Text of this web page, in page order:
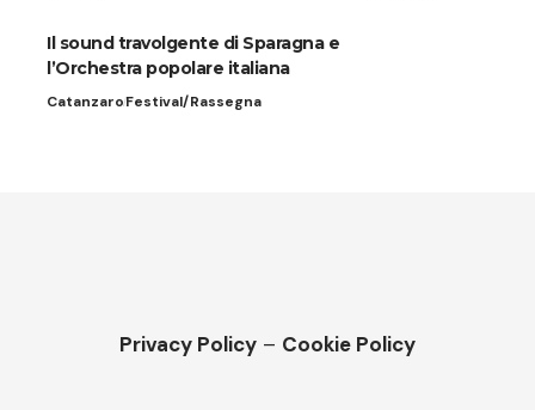
Il sound travolgente di Sparagna e
l’Orchestra popolare italiana
CatanzaroFestival/Rassegna
Privacy Policy – Cookie Policy